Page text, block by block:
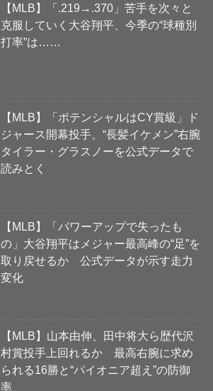
【MLB】「.219→.370」苦手を次々と
克服していく大谷翔平、今季の“球種別
打率”は……
【MLB】「ポテンシャルはCY賞級」ド
ジャース開幕投手、“長髪イケメン”右腕
タイラー・グラスノーを公式データで
読みとく
【MLB】「パワーアップで失ったも
の」大谷翔平はメジャー最高峰の“足”を
取り戻せるか 公式データが示す走力
変化
【MLB】山本由伸、田中将大ら歴代沢
村賞投手上回れるか 最高右腕に求め
られる16勝と“パイオニア超え”の防御
率